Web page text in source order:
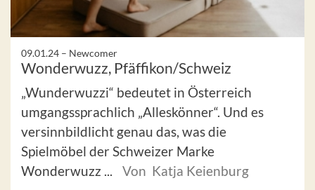
09.01.24 – Newcomer
Wonderwuzz, Pfäffikon/Schweiz
„Wunderwuzzi“ bedeutet in Österreich
umgangssprachlich „Alleskönner“. Und es
versinnbildlicht genau das, was die
Spielmöbel der Schweizer Marke
Wonderwuzz ...
Von Katja Keienburg